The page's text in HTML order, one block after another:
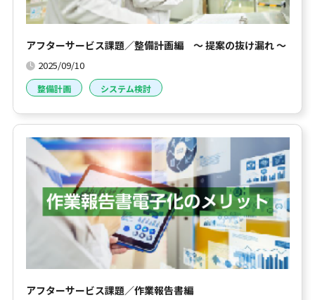
アフターサービス課題／整備計画編 ～ 提案の抜け漏れ ～
2025/09/10
整備計画 システム検討
アフターサービス課題／作業報告書編